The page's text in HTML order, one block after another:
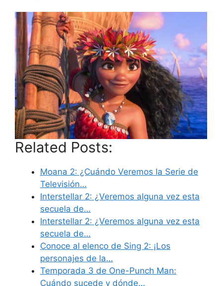
Related Posts:
Moana 2: ¿Cuándo Veremos la Serie de
Televisión…
Interstellar 2: ¿Veremos alguna vez esta
secuela de…
Interstellar 2: ¿Veremos alguna vez esta
secuela de…
Conoce al elenco de Sing 2: ¡Los
personajes de la…
Temporada 3 de One-Punch Man:
Cuándo sucede y dónde…